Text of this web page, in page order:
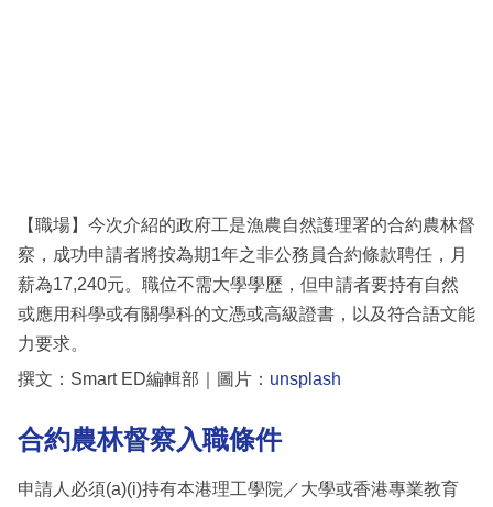
區
【職場】今次介紹的政府工是漁農自然護理署的合約農林督
察，成功申請者將按為期1年之非公務員合約條款聘任，月
薪為17,240元。職位不需大學學歷，但申請者要持有自然
或應用科學或有關學科的文憑或高級證書，以及符合語文能
力要求。
撰文：Smart ED編輯部｜圖片： unsplash
合約農林督察入職條件
申請人必須(a)(i)持有本港理工學院／大學或香港專業教育